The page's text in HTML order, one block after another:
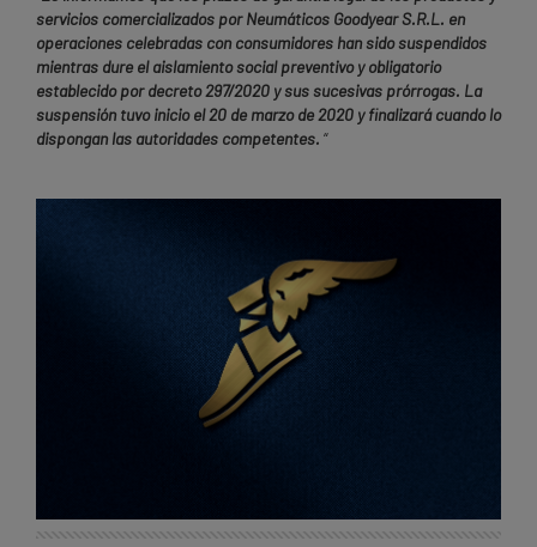
servicios comercializados por Neumáticos Goodyear S.R.L. en
operaciones celebradas con consumidores han sido suspendidos
mientras dure el aislamiento social preventivo y obligatorio
establecido por decreto 297/2020 y sus sucesivas prórrogas. La
suspensión tuvo inicio el 20 de marzo de 2020 y finalizará cuando lo
dispongan las autoridades competentes. “